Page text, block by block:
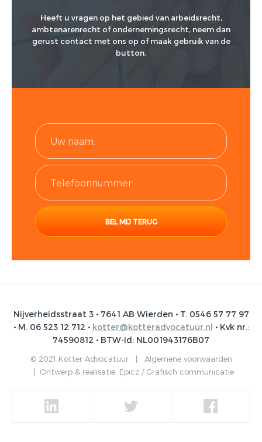
Heeft u vragen op het gebied van arbeidsrecht,
ambtenarenrecht of ondernemingsrecht, neem dan
gerust contact met ons op of maak gebruik van de
button.
Nijverheidsstraat 3 • 7641 AB Wierden • T. 0546 57 77 97
• M. 06 523 12 712 • kotter@kotteradvocatuur.nl • Kvk nr.:
74590812 • BTW-id: NL001943176B07
© 2021 Kötter Advocatuur | Algemene voorwaarden
| Ontwerp & realisatie: Epicz / Grafisch communicatie